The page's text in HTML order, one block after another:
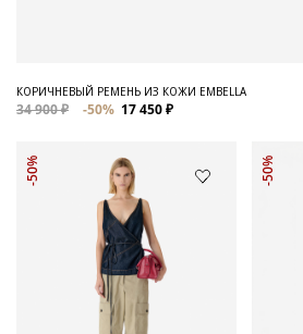
КОРИЧНЕВЫЙ РЕМЕНЬ ИЗ КОЖИ EMBELLA
34 900 ₽ -50% 17 450 ₽
-50% -50%